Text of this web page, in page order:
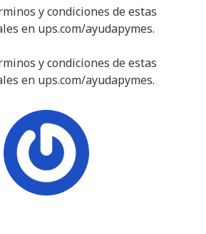
y condiciones de estas
en ups.com/ayudapymes.
y condiciones de estas
en ups.com/ayudapymes.